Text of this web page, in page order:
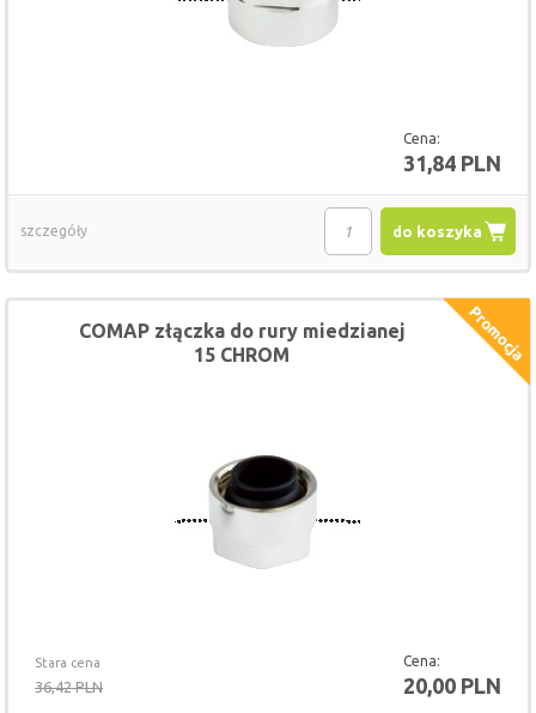
Cena:
31,84 PLN
do koszyka
szczegóły
Stara cena
36,42 PLN
Cena:
20,00 PLN
COMAP złączka do rury miedzianej
15 CHROM